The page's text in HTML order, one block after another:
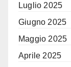
Luglio 2025
Giugno 2025
Maggio 2025
Aprile 2025